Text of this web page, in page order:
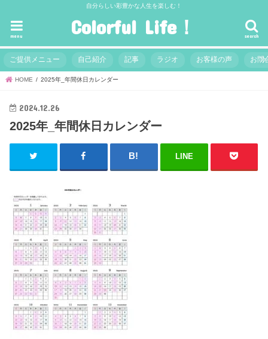
自分らしい彩豊かな人生を楽しむ！
Colorful Life！ search
menu
ご提供メニュー 自己紹介 記事 ラジオ お客様の声 お問
HOME 2025年_年間休日カレンダー
2024.12.26
2025年_年間休日カレンダー
LINE